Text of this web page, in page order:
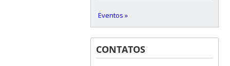
Eventos »
CONTATOS